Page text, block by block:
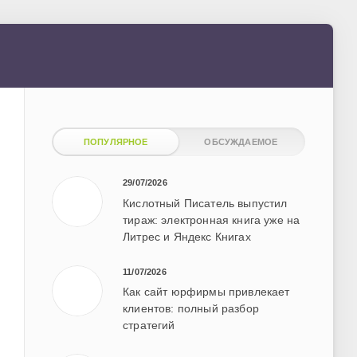
ПОПУЛЯРНОЕ ОБСУЖДАЕМОЕ
29/07/2026
Кислотный Писатель выпустил
тираж: электронная книга уже на
Литрес и Яндекс Книгах
11/07/2026
Как сайт юрфирмы привлекает
клиентов: полный разбор
стратегий